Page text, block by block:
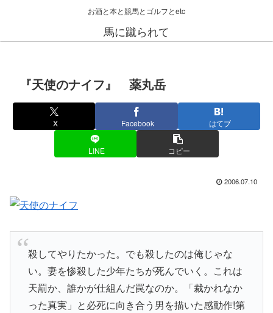
お酒と本と競馬とゴルフとetc
馬に蹴られて
『天使のナイフ』 薬丸岳
X Facebook はてブ
LINE コピー
2006.07.10
殺してやりたかった。でも殺したのは俺じゃな
い。妻を惨殺した少年たちが死んでいく。これは
天罰か、誰かが仕組んだ罠なのか。「裁かれなか
った真実」と必死に向き合う男を描いた感動作!第